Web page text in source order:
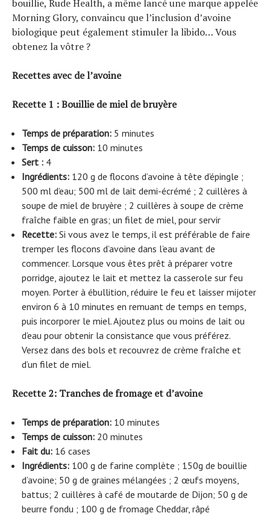
bouillie, Rude Health, a même lancé une marque appelée
Morning Glory, convaincu que l’inclusion d’avoine
biologique peut également stimuler la libido… Vous
obtenez la vôtre ?
Recettes avec de l’avoine
Recette 1 : Bouillie de miel de bruyère
Temps de préparation: 5 minutes
Temps de cuisson: 10 minutes
Sert : 4
Ingrédients: 120 g de flocons d’avoine à tête d’épingle ;
500 ml d’eau; 500 ml de lait demi-écrémé ; 2 cuillères à
soupe de miel de bruyère ; 2 cuillères à soupe de crème
fraîche faible en gras; un filet de miel, pour servir
Recette: Si vous avez le temps, il est préférable de faire
tremper les flocons d’avoine dans l’eau avant de
commencer. Lorsque vous êtes prêt à préparer votre
porridge, ajoutez le lait et mettez la casserole sur feu
moyen. Porter à ébullition, réduire le feu et laisser mijoter
environ 6 à 10 minutes en remuant de temps en temps,
puis incorporer le miel. Ajoutez plus ou moins de lait ou
d’eau pour obtenir la consistance que vous préférez.
Versez dans des bols et recouvrez de crème fraîche et
d’un filet de miel.
Recette 2: Tranches de fromage et d’avoine
Temps de préparation: 10 minutes
Temps de cuisson: 20 minutes
Fait du: 16 cases
Ingrédients: 100 g de farine complète ; 150g de bouillie
d’avoine; 50 g de graines mélangées ; 2 œufs moyens,
battus; 2 cuillères à café de moutarde de Dijon; 50 g de
beurre fondu ; 100 g de fromage Cheddar, râpé